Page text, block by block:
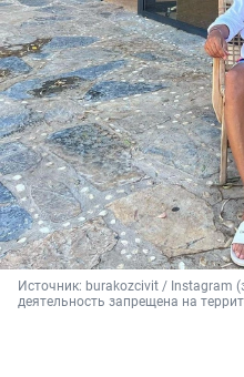
Источник: burakozcivit / Instagram
деятельность запрещена на